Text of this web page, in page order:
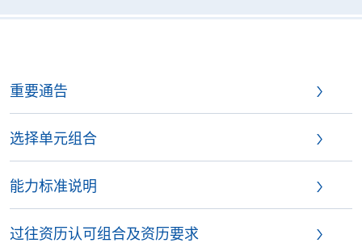
重要通告
选择单元组合
能力标准说明
过往资历认可组合及资历要求